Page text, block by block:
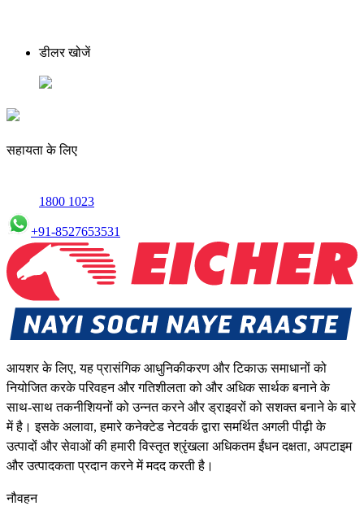
डीलर खोजें
सहायता के लिए
1800 1023
+91-8527653531
आयशर के लिए, यह प्रासंगिक आधुनिकीकरण और टिकाऊ समाधानों को
नियोजित करके परिवहन और गतिशीलता को और अधिक सार्थक बनाने के
साथ-साथ तकनीशियनों को उन्नत करने और ड्राइवरों को सशक्त बनाने के बारे
में है। इसके अलावा, हमारे कनेक्टेड नेटवर्क द्वारा समर्थित अगली पीढ़ी के
उत्पादों और सेवाओं की हमारी विस्तृत श्रृंखला अधिकतम ईंधन दक्षता, अपटाइम
और उत्पादकता प्रदान करने में मदद करती है।
नौवहन